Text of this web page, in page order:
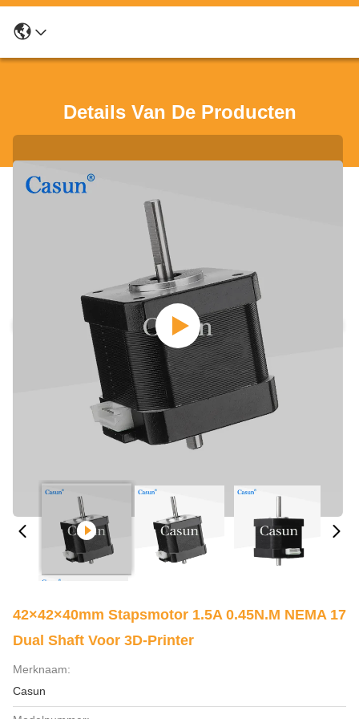
Details Van De Producten
42×42×40mm Stapsmotor 1.5A 0.45N.m NEMA 17
Dual Shaft Voor 3D-Printer
Merknaam:
Casun